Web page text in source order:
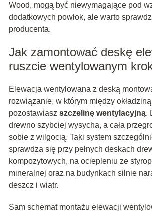
Wood, mogą być niewymagające pod
dodatkowych powłok, ale warto
producenta.
Jak zamontować deskę
ruszcie wentylowanym
Elewacja wentylowana z deską
rozwiązanie, w którym między
pozostawiasz szczelinę wentylacyjną.
drewno szybciej wysycha, a cała
sobie z wilgocią. Taki system
sprawdza się przy pełnych deskach
kompozytowych, na ociepleniu ze
mineralnej oraz na budynkach silnie
deszcz i wiatr.
Sam schemat montażu elewacji